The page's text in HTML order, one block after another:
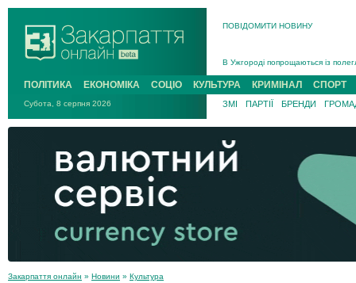
ПОВІДОМИТИ НОВИНУ
В Ужгороді попрощаються із
В Ужгороді 5 серпня
Підтвердили загибель
На війні з рф поліг військовий з
ПОЛІТИКА ЕКОНОМІКА СОЦІО КУЛЬТУРА КРИМІНАЛ СПОРТ
Субота, 8 серпня 2026 ЗМІ ПАРТІЇ БРЕНДИ
Закарпаття онлайн » Новини » Культура